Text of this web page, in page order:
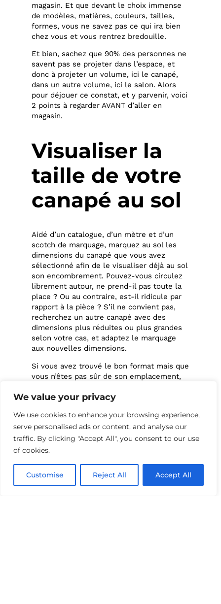
We value your privacy
We use cookies to enhance your browsing experience,
serve personalised ads or content, and analyse our
traffic. By clicking "Accept All", you consent to our use
of cookies.
Customise Reject All Accept All
magasin. Et que devant le choix immense
de modèles, matières, couleurs, tailles,
formes, vous ne savez pas ce qui ira bien
chez vous et vous rentrez bredouille.
Et bien, sachez que 90% des personnes ne
savent pas se projeter dans l’espace, et
donc à projeter un volume, ici le canapé,
dans un autre volume, ici le salon. Alors
pour déjouer ce constat, et y parvenir, voici
2 points à regarder AVANT d’aller en
magasin.
Visualiser la
taille de votre
canapé au sol
Aidé d’un catalogue, d’un mètre et d’un
scotch de marquage, marquez au sol les
dimensions du canapé que vous avez
sélectionné afin de le visualiser déjà au sol
son encombrement. Pouvez-vous circulez
librement autour, ne prend-il pas toute la
place ? Ou au contraire, est-il ridicule par
rapport à la pièce ? S’il ne convient pas,
recherchez un autre canapé avec des
dimensions plus réduites ou plus grandes
selon votre cas, et adaptez le marquage
aux nouvelles dimensions.
Si vous avez trouvé le bon format mais que
vous n’êtes pas sûr de son emplacement,
l’aide de cartons et le déplacer jusqu‘à
Envisager le
volume de
votre canapé